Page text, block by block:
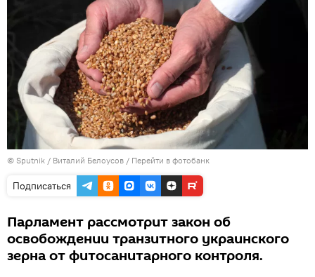
© Sputnik / Виталий Белоусов / Перейти в фотобанк
Подписаться
Парламент рассмотрит закон об
освобождении транзитного украинского
зерна от фитосанитарного контроля.